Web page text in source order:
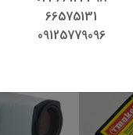
66575131
09125779096